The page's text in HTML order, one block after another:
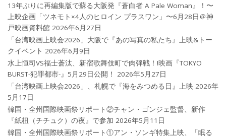
13年ぶりに再編集版で蘇る大阪発『蒼白者 A Pale Woman』！〜
上映企画「ツネモト×4人のヒロイン プラスワン」〜6月28日＠神
戸映画資料館 2026年6月27日
「台湾映画上映会2026」大阪で『あの写真の私たち』上映&トー
クイベント 2026年6月9日
水上恒司VS福士蒼汰、新宿歌舞伎町で肉弾戦！!映画『TOKYO
BURST-犯罪都市-』5月29日公開！
2026年5月27日
「台湾映画上映会2026」、札幌で『海をみつめる日』上映 2026年
5月17日
韓国・全州国際映画祭リポート②チャン・ゴンジェ監督、新作
『紙杻（チチュク）の夜』で参加 2026年5月11日
韓国・全州国際映画祭リポート①アン・ソンギ特集上映、「眠る